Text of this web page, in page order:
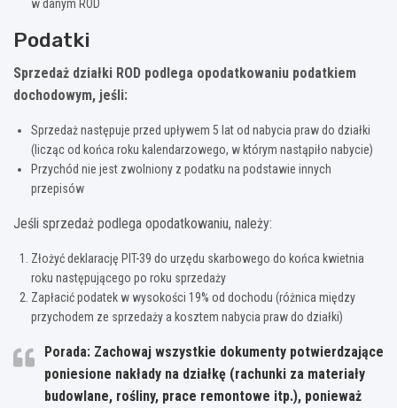
w danym ROD
Podatki
Sprzedaż działki ROD podlega opodatkowaniu podatkiem
dochodowym, jeśli:
Sprzedaż następuje przed upływem 5 lat od nabycia praw do działki
(licząc od końca roku kalendarzowego, w którym nastąpiło nabycie)
Przychód nie jest zwolniony z podatku na podstawie innych
przepisów
Jeśli sprzedaż podlega opodatkowaniu, należy:
Złożyć deklarację PIT-39 do urzędu skarbowego do końca kwietnia
roku następującego po roku sprzedaży
Zapłacić podatek w wysokości 19% od dochodu (różnica między
przychodem ze sprzedaży a kosztem nabycia praw do działki)
Porada: Zachowaj wszystkie dokumenty potwierdzające
poniesione nakłady na działkę (rachunki za materiały
budowlane, rośliny, prace remontowe itp.), ponieważ